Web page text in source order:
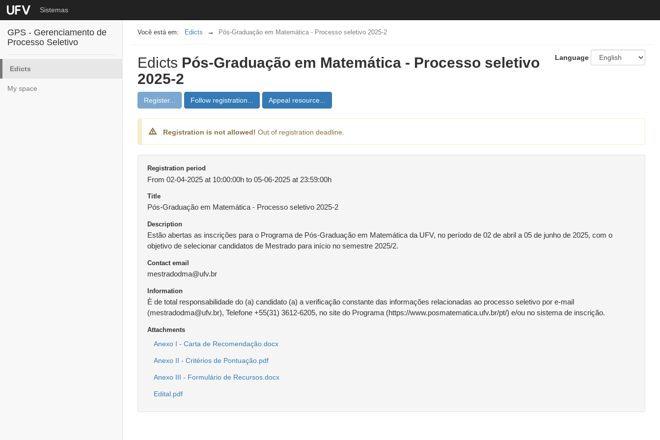
Sistemas
GPS - Gerenciamento de
Processo Seletivo
Edicts
My space
Edicts Pós-Graduação em Matemática - Processo seletivo 2025-2
Language
Edicts Pós-Graduação em Matemática - Processo seletivo
2025-2
Register... Follow registration... Appeal resource...
Registration is not allowed! Out of registration deadline.
Registration period
From 02-04-2025 at 10:00:00h to 05-06-2025 at 23:59:00h
Title
Pós-Graduação em Matemática - Processo seletivo 2025-2
Description
Estão abertas as inscrições para o Programa de Pós-Graduação em Matemática da UFV, no período de 02 de abril a 05 de junho de 2025, com o
objetivo de selecionar candidatos de Mestrado para início no semestre 2025/2.
Contact email
mestradodma@ufv.br
Information
È de total responsabilidade do (a) candidato (a) a verificação constante das informações relacionadas ao processo seletivo por e-mail
(mestradodma@ufv.br), Telefone +55(31) 3612-6205, no site do Programa (https://www.posmatematica.ufv.br/pt/) e/ou no sistema de inscrição.
Attachments